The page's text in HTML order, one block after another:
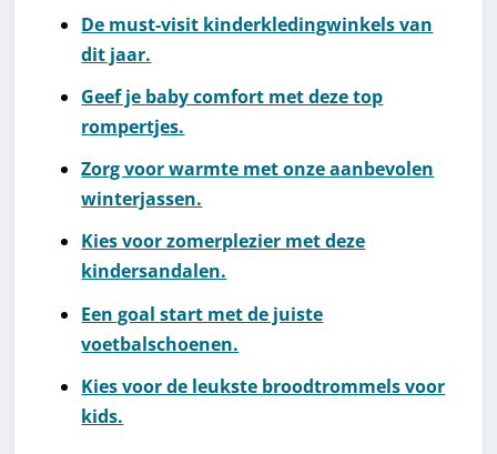
De must-visit kinderkledingwinkels van
dit jaar.
Geef je baby comfort met deze top
rompertjes.
Zorg voor warmte met onze aanbevolen
winterjassen.
Kies voor zomerplezier met deze
kindersandalen.
Een goal start met de juiste
voetbalschoenen.
Kies voor de leukste broodtrommels voor
kids.